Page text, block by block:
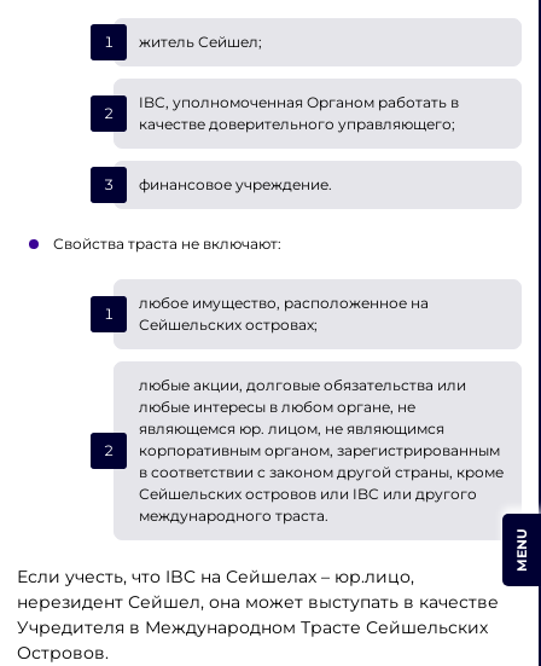
житель Сейшел;
IBC, уполномоченная Органом работать в
качестве доверительного управляющего;
финансовое учреждение.
Свойства траста не включают:
любое имущество, расположенное на
Сейшельских островах;
любые акции, долговые обязательства или
любые интересы в любом органе, не
являющемся юр. лицом, не являющимся
корпоративным органом, зарегистрированным
в соответствии с законом другой страны, кроме
Сейшельских островов или IBC или другого
международного траста.
Если учесть, что IBC на Сейшелах – юр.лицо,
нерезидент Сейшел, она может выступать в качестве
Учредителя в Международном Трасте Сейшельских
Островов.
MENU